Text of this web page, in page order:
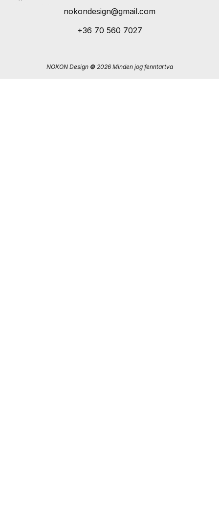
nokondesign@gmail.com
+36 70 560 7027
NOKON Design ©2026 Minden jog fenntartva